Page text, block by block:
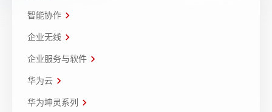
智能协作
企业无线
企业服务与软件
华为云
华为坤灵系列